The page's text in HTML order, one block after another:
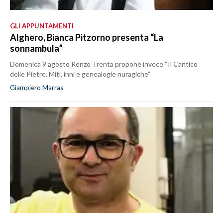
GLI APPUNTAMENTI
Alghero, Bianca Pitzorno presenta “La
sonnambula”
Domenica 9 agosto Renzo Trenta propone invece “Il Cantico
delle Pietre. Miti, inni e genealogie nuragiche”
Giampiero Marras